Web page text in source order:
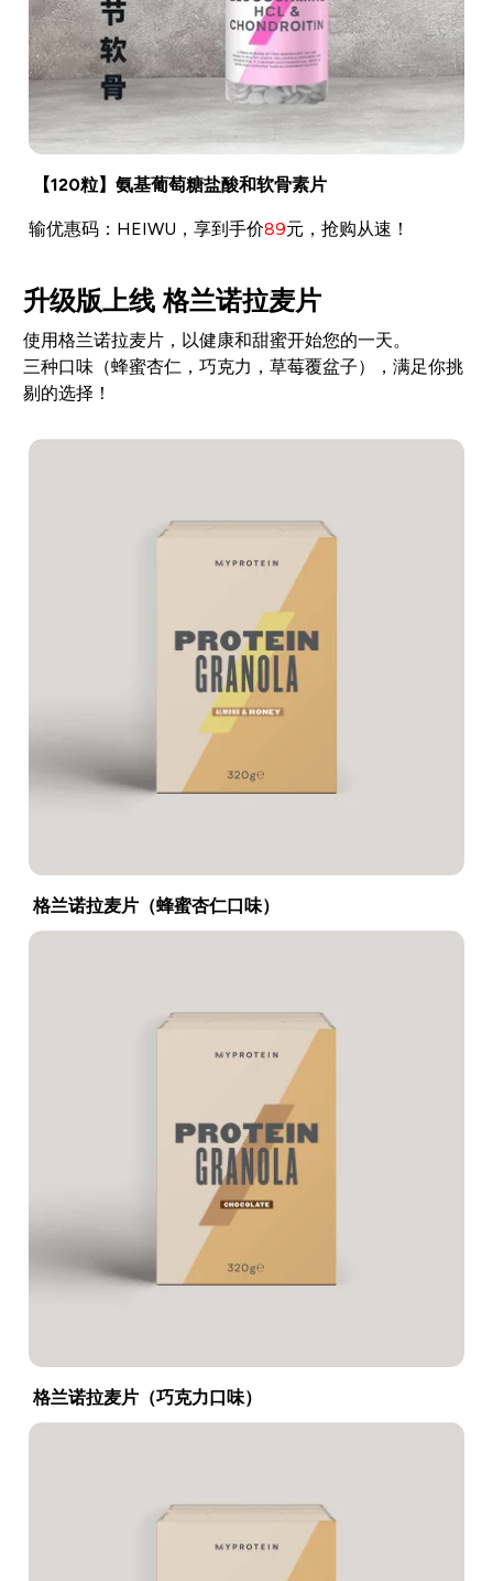
【120粒】氨基葡萄糖盐酸和软骨素片
输优惠码：HEIWU，享到手价89元，抢购从速！
升级版上线 格兰诺拉麦片
使用格兰诺拉麦片，以健康和甜蜜开始您的一天。
三种口味（蜂蜜杏仁，巧克力，草莓覆盆子），满足你挑
剔的选择！
格兰诺拉麦片（蜂蜜杏仁口味）
格兰诺拉麦片（巧克力口味）